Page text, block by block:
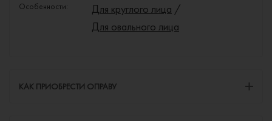
Особенности: Для круглого лица /
Для овального лица
КАК ПРИОБРЕСТИ ОПРАВУ